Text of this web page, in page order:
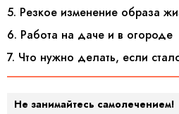
5. Резкое изменение образа
6. Работа на даче и в огороде
7. Что нужно делать, если
Не занимайтесь самолечением!